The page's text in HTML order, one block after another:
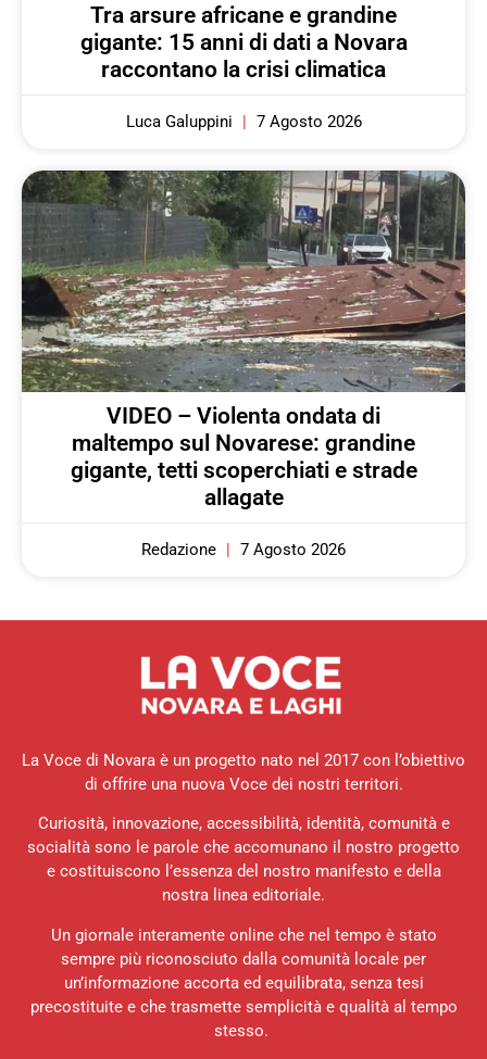
Tra arsure africane e grandine
gigante: 15 anni di dati a Novara
raccontano la crisi climatica
Luca Galuppini 7 Agosto 2026
VIDEO – Violenta ondata di
maltempo sul Novarese: grandine
gigante, tetti scoperchiati e strade
allagate
Redazione 7 Agosto 2026
La Voce di Novara è un progetto nato nel 2017 con l’obiettivo
di offrire una nuova Voce dei nostri territori.
Curiosità, innovazione, accessibilità, identità, comunità e
socialità sono le parole che accomunano il nostro progetto
e costituiscono l’essenza del nostro manifesto e della
nostra linea editoriale.
Un giornale interamente online che nel tempo è stato
sempre più riconosciuto dalla comunità locale per
un’informazione accorta ed equilibrata, senza tesi
precostituite e che trasmette semplicità e qualità al tempo
stesso.